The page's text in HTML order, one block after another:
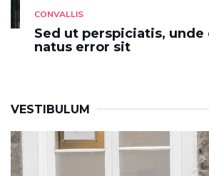
CONVALLIS
Sed ut perspiciatis, unde
natus error sit
VESTIBULUM